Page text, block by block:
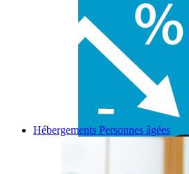
Hébergements Personnes âgées